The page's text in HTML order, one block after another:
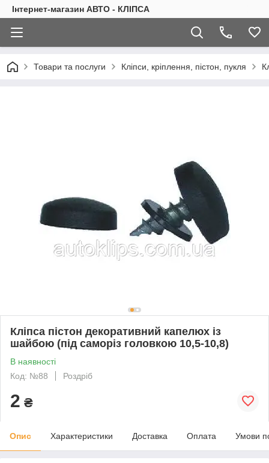
Інтернет-магазин АВТО - КЛІПСА
Товари та послуги Кліпси, кріплення, пістон, пукля
Кліпса пістон декоративний капелюх із
шайбою (під саморіз головкою 10,5-10,8)
В наявності
Код: №88
Роздріб
2 ₴
Опис Характеристики Доставка Оплата Умови